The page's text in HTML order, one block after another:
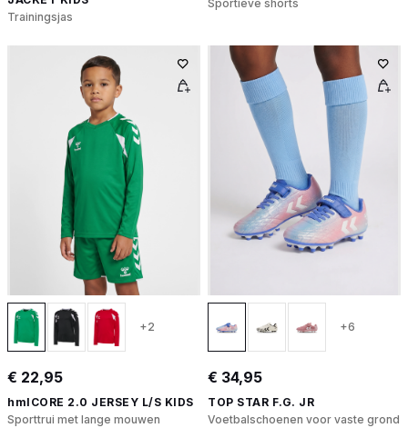
Trainingsjas
Sportieve shorts
+2
€ 22,95
hmlCORE 2.0 JERSEY L/S KIDS
Sporttrui met lange mouwen
+6
€ 34,95
TOP STAR F.G. JR
Voetbalschoenen voor vaste grond